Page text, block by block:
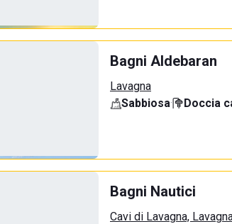
Bagni Aldebaran
Lavagna
Sabbiosa· Doccia
Bagni Nautici
Cavi di Lavagna,